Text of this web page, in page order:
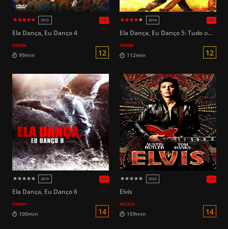
HD
2022 2023
16
Ela Dança, Eu Danço 4
DRAMA
Ela Dança, Eu Danço 5: Tudo ou Nada
DRAMA
Ela Dança, Eu Danço 6
DRAMA
Elvis
MÚSICA